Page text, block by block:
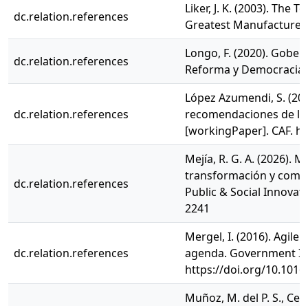
dc.relation.references
Liker, J. K. (2003). The
Greatest
dc.relation.references
Longo, F. (2020).
Reforma y
dc.relation.references
López Azumendi, S.
recomendaciones de
[workingPaper]. CAF.
dc.relation.references
Mejía, R. G. A. (2026).
transformación y
Public & Social
2241
dc.relation.references
Mergel, I. (2016).
agenda. Government
https://doi.org/
Muñoz, M. del P. S.,